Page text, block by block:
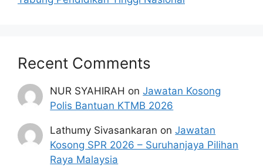
sah
tidak akan diperoses jika :
diperlukan
Tidak lengkap atau tidak terang
Tidak memenuhi syarat-syarat
kelayakkan
Tidak disertakan Gambar pemohon
Recent Comments
NUR SYAHIRAH onJawatan Kosong
Polis Bantuan KTMB 2026
Lathumy Sivasankaran onJawatan
Kosong SPR 2026 – Suruhanjaya Pilihan
Raya Malaysia